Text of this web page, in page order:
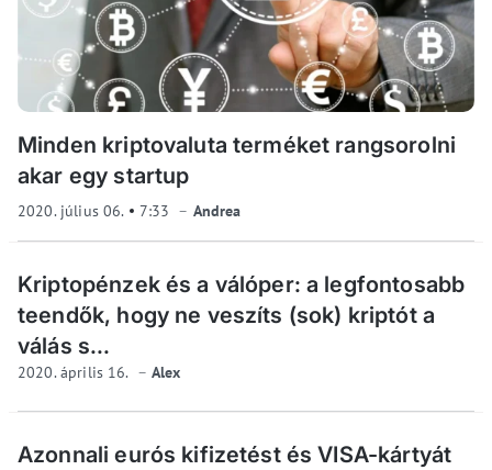
Minden kriptovaluta terméket rangsorolni
akar egy startup
2020. július 06. 7:33 Andrea
Kriptopénzek és a válóper: a legfontosabb
teendők, hogy ne veszíts (sok) kriptót a
válás s...
2020. április 16. Alex
Azonnali eurós kifizetést és VISA-kártyát